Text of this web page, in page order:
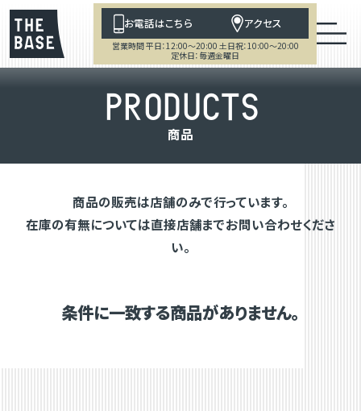
お電話はこちら アクセス
営業時間 平日：12:00～20:00 土日祝：10:00～20:00
定休日：毎週金曜日
PRODUCTS
商品
商品の販売は店舗のみで行っています。
在庫の有無については直接店舗までお問い合わせくださ
い。
条件に一致する商品がありません。